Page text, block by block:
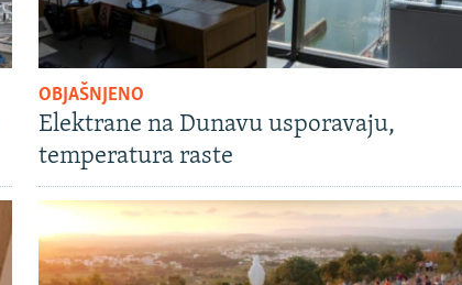
OBJAŠNJENO
Elektrane na Dunavu usporavaju,
temperatura raste